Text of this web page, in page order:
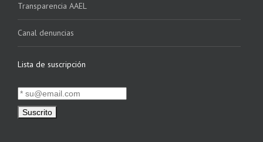
Transparencia AAEL
Canal denuncias
Lista de suscripción